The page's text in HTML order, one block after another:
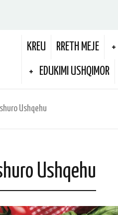
KREU RRETH MEJE
EDUKIMI USHQIMOR
Ushqehu
Ushqehu